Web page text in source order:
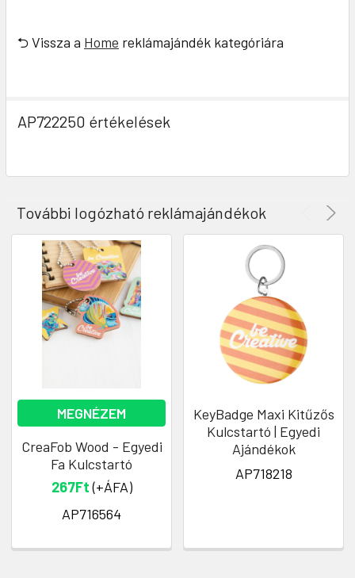
⮌ Vissza a Home reklámajándék kategóriára
AP722250 értékelések
További logózható reklámajándékok
MEGNÉZEM
CreaFob Wood - Egyedi
Fa Kulcstartó
267Ft(+ÁFA)
AP716564
KeyBadge Maxi Kitűzős
Kulcstartó | Egyedi
Ajándékok
AP718218